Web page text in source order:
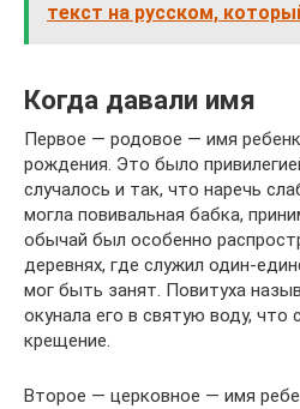
текст на русском,
Когда давали имя
Первое — родовое — имя
рождения. Это было
случалось и так, что наречь
могла повивальная бабка,
обычай был особенно
деревнях, где служил один-
мог быть занят. Повитуха
окунала его в святую воду, что
крещение.
Второе — церковное — имя